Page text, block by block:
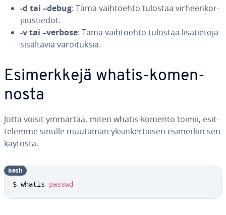
-d tai –debug: Tämä vaih­toeh­to tulostaa vir­heen­kor­
jaus­tie­dot.
-v tai –verbose: Tämä vaih­toeh­to tulostaa li­sä­tie­to­ja
si­säl­tä­viä va­roi­tuk­sia.
Esi­merk­ke­jä whatis-ko­men­
nos­ta
Jotta voisit ymmärtää, miten whatis-komento toimii, esit­
te­lem­me sinulle muutaman yk­sin­ker­tai­sen esimerkin sen
käytöstä.
$ whatis passwd
bash